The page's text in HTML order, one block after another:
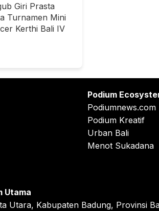
Giri Prasta
Turnamen Mini
Kerthi Bali IV
Podium
Podiumnews.com
Podium Kreatif
Urban Bali
Menot Sukadana
Utama
Utara, Kabupaten Badung, Provinsi